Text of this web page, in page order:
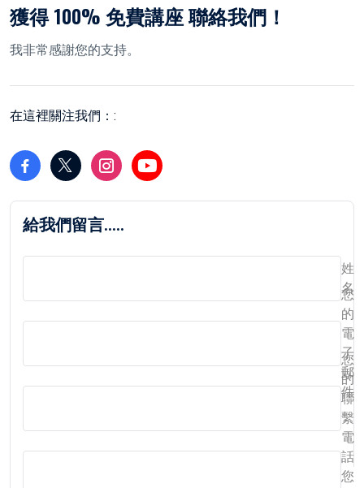
獲得 100% 免費講座 聯絡我們！
我非常感謝您的支持。
在這裡關注我們：:
給我們留言.....
姓
名
您
的
電
子
郵
件
您
的
聯
繫
電
話
您